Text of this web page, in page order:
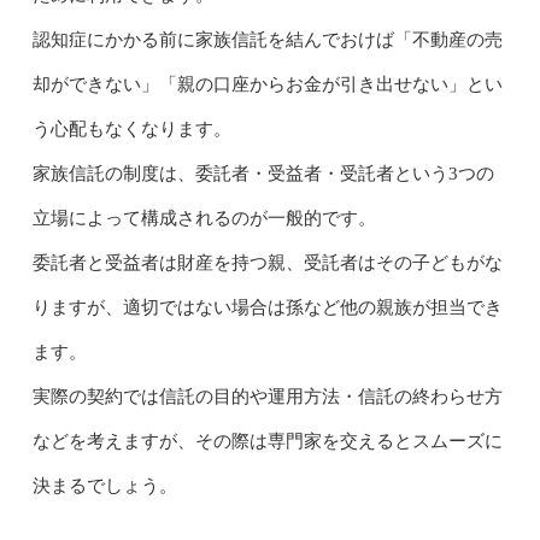
認知症にかかる前に家族信託を結んでおけば「不動産の売
却ができない」「親の口座からお金が引き出せない」とい
う心配もなくなります。
家族信託の制度は、委託者・受益者・受託者という3つの
立場によって構成されるのが一般的です。
委託者と受益者は財産を持つ親、受託者はその子どもがな
りますが、適切ではない場合は孫など他の親族が担当でき
ます。
実際の契約では信託の目的や運用方法・信託の終わらせ方
などを考えますが、その際は専門家を交えるとスムーズに
決まるでしょう。